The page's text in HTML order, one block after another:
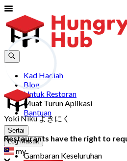
Kad Hadiah
Blog
Untuk Restoran
Muat Turun Aplikasi
Bantuan
Sertai
Log Masuk
my
Yoki Niku よきにく
Restaurants have the right to
Gambaran Keseluruhan